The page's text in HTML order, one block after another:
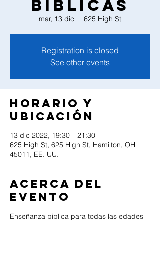
biblicas
mar, 13 dic
  |
625 High St
Registration is closed
See other events
Horario y
ubicación
13 dic 2022, 19:30 – 21:30
625 High St, 625 High St, Hamilton, OH
45011, EE. UU.
Acerca del
evento
Enseñanza biblica para todas las edades